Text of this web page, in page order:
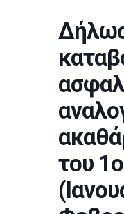
του